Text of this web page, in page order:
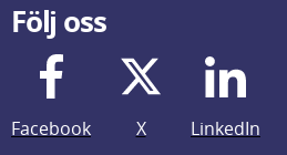
Följ oss
Facebook X LinkedIn